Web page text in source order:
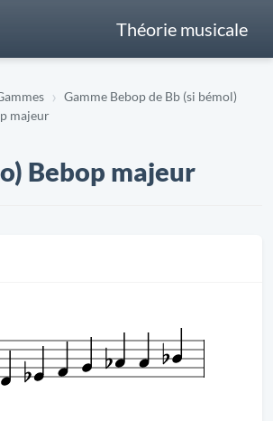
Théorie musicale
Gamme Bebop de Bb (si bémol)
majeur
Bebop majeur